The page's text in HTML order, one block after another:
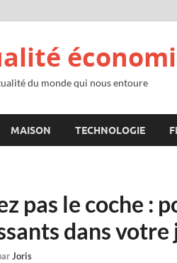
du monde qui nous entoure
MAISON TECHNOLOGIE
pas le coche :
dans
Joris